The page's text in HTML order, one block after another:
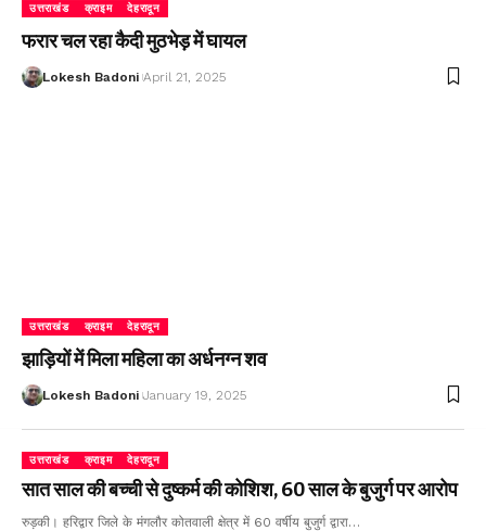
उत्तराखंड क्राइम देहरादून
फरार चल रहा कैदी मुठभेड़ में घायल
Lokesh Badoni April 21, 2025
उत्तराखंड क्राइम देहरादून
झाड़ियों में मिला महिला का अर्धनग्न शव
Lokesh Badoni January 19, 2025
उत्तराखंड क्राइम देहरादून
सात साल की बच्ची से दुष्कर्म की कोशिश, 60 साल के बुजुर्ग पर आरोप
रुड़की। हरिद्वार जिले के मंगलौर कोतवाली क्षेत्र में 60 वर्षीय बुजुर्ग द्वारा…